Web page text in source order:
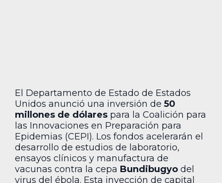
El Departamento de Estado de Estados
Unidos anunció una inversión de 50
millones de dólares para la Coalición para
las Innovaciones en Preparación para
Epidemias (CEPI). Los fondos acelerarán el
desarrollo de estudios de laboratorio,
ensayos clínicos y manufactura de
vacunas contra la cepa Bundibugyo del
virus del ébola. Esta inyección de capital